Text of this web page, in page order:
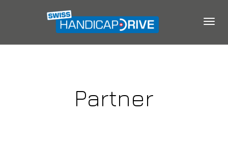
Partner